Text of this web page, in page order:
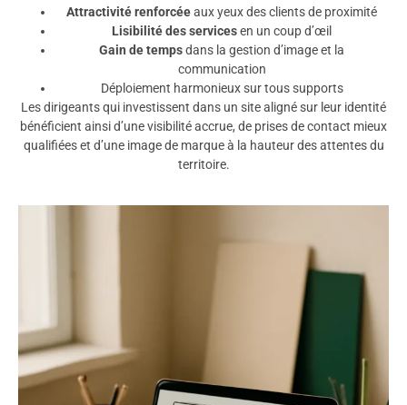
Attractivité renforcéeaux yeux des clients de proximité
Lisibilité des servicesen un coup d’œil
Gain de tempsdans la gestion d’image et la
communication
Déploiement harmonieux sur tous supports
Les dirigeants qui investissent dans un site aligné sur leur identité
bénéficient ainsi d’une visibilité accrue, de prises de contact mieux
qualifiées et d’une image de marque à la hauteur des attentes du
territoire.